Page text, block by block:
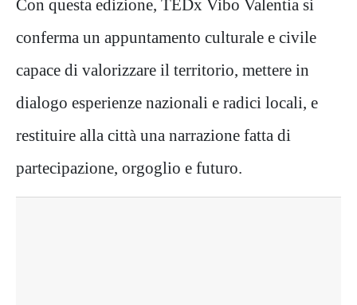
Con questa edizione, TEDx Vibo Valentia si
conferma un appuntamento culturale e civile
capace di valorizzare il territorio, mettere in
dialogo esperienze nazionali e radici locali, e
restituire alla città una narrazione fatta di
partecipazione, orgoglio e futuro.